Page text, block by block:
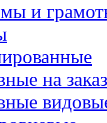
и
на заказ